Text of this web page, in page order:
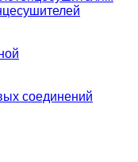
соединений